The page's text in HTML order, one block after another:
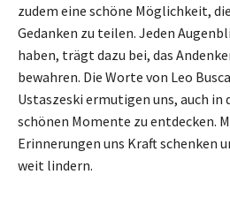
zudem eine schöne Möglichkeit,
Gedanken zu teilen. Jeden
haben, trägt dazu bei, das
bewahren. Die Worte von Leo
Ustaszeski ermutigen uns, auch in
schönen Momente zu entdecken.
Erinnerungen uns Kraft schenken
weit lindern.